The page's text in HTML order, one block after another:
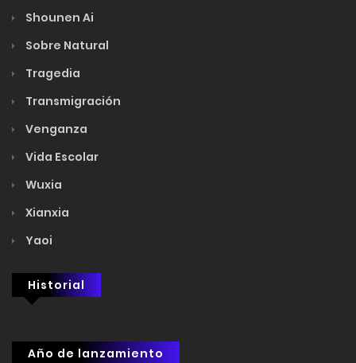
Shounen Ai
Sobre Natural
Tragedia
Transmigración
Venganza
Vida Escolar
Wuxia
Xianxia
Yaoi
Historial
Año de lanzamiento